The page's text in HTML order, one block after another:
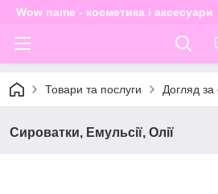
Wow name - косметика і аксесуари
Товари та послуги Догляд
Сироватки, Емульсії, Олії